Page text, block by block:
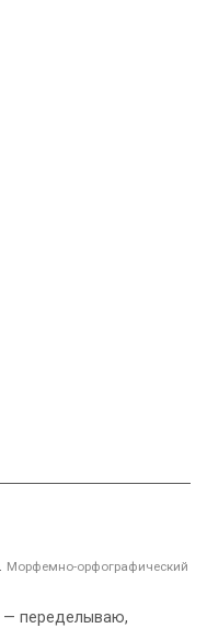
Морфемно-орфографический
— переделываю,